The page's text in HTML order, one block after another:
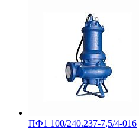
ПФ1 100/240.237-7,5/4-016